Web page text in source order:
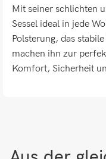
Mit seiner schlichten
Sessel ideal in jede
Polsterung, das
machen ihn zur
Komfort, Sicherheit